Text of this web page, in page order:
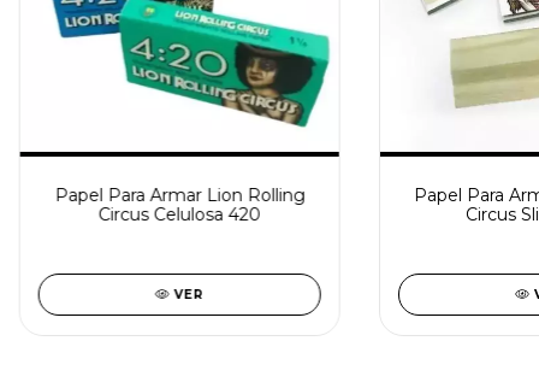
Papel Para Armar Lion Rolling
Circus Celulosa 420
VER
Papel Para
Circus